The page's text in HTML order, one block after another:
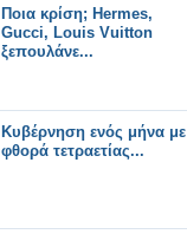
Ποια κρίση; Hermes,
Gucci, Louis Vuitton
ξεπουλάνε...
Κυβέρνηση ενός μήνα με
φθορά τετραετίας...